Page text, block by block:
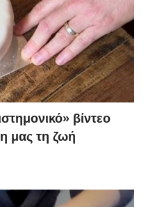
βίντεο
μας τη ζωή